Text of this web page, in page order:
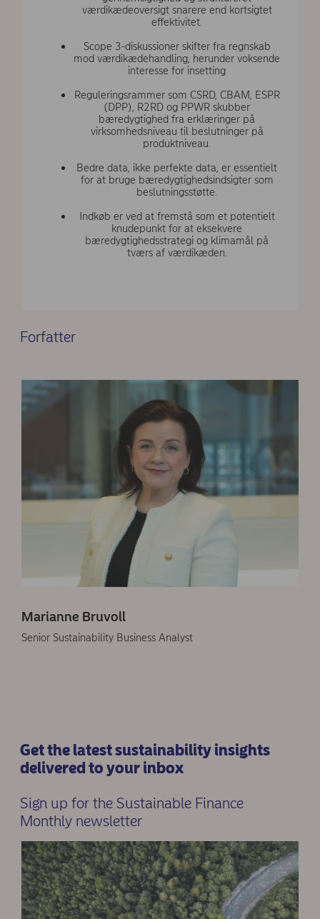
værdikædeoversigt snarere end kortsigtet
effektivitet.
Scope 3-diskussioner skifter fra regnskab
mod værdikædehandling, herunder voksende
interesse for insetting
Reguleringsrammer som CSRD, CBAM, ESPR
(DPP), R2RD og PPWR skubber
bæredygtighed fra erklæringer på
virksomhedsniveau til beslutninger på
produktniveau.
Bedre data, ikke perfekte data, er essentielt
for at bruge bæredygtighedsindsigter som
beslutningsstøtte.
Indkøb er ved at fremstå som et potentielt
knudepunkt for at eksekvere
bæredygtighedsstrategi og klimamål på
tværs af værdikæden.
Forfatter
Marianne Bruvoll
Senior Sustainability Business Analyst
Get the latest sustainability insights
delivered to your inbox
Sign up for the Sustainable Finance
Monthly newsletter